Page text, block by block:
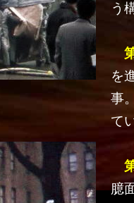
う
を
事
て
臆